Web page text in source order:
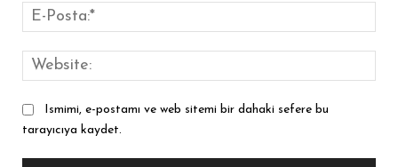
Ismimi, e-postamı ve web sitemi bir dahaki sefere bu
tarayıcıya kaydet.